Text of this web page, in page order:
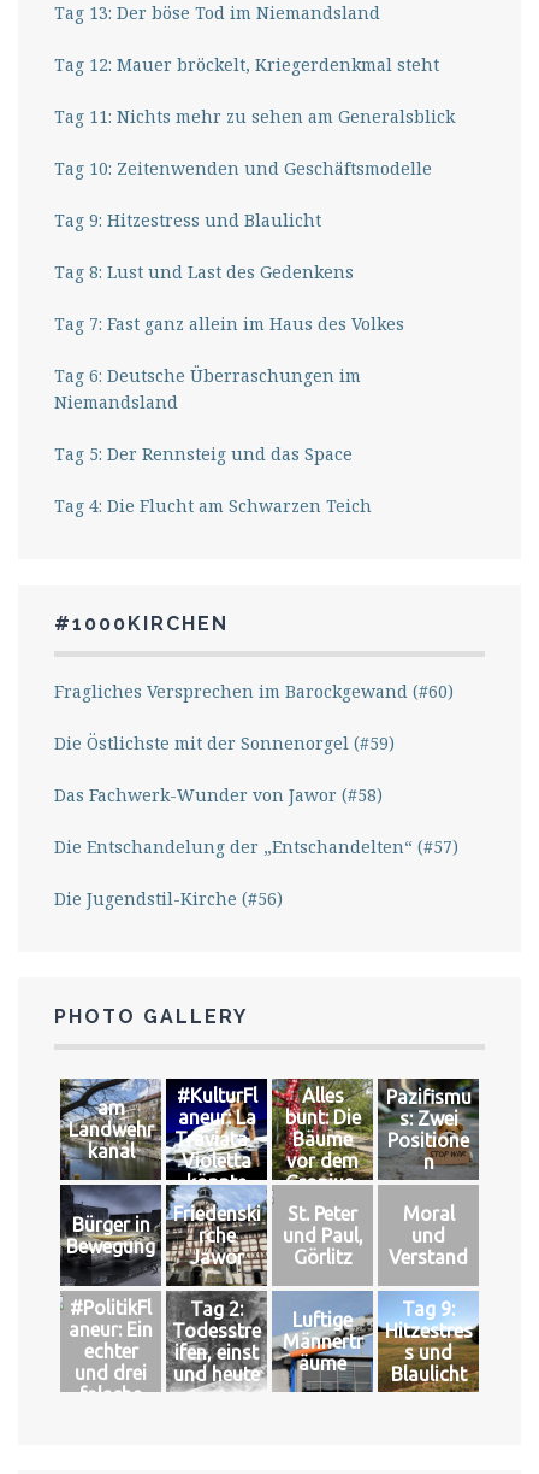
Tag 13: Der böse Tod im Niemandsland
Tag 12: Mauer bröckelt, Kriegerdenkmal steht
Tag 11: Nichts mehr zu sehen am Generalsblick
Tag 10: Zeitenwenden und Geschäftsmodelle
Tag 9: Hitzestress und Blaulicht
Tag 8: Lust und Last des Gedenkens
Tag 7: Fast ganz allein im Haus des Volkes
Tag 6: Deutsche Überraschungen im
Niemandsland
Tag 5: Der Rennsteig und das Space
Tag 4: Die Flucht am Schwarzen Teich
#1000KIRCHEN
Fragliches Versprechen im Barockgewand (#60)
Die Östlichste mit der Sonnenorgel (#59)
Das Fachwerk-Wunder von Jawor (#58)
Die Entschandelung der „Entschandelten“ (#57)
Die Jugendstil-Kirche (#56)
PHOTO GALLERY
am
Landwehr
kanal
#KulturFl
aneur: La
Traviata -
Violetta
könnte
leben
Alles
bunt: Die
Bäume
vor dem
Gropius-
Bau
Pazifismu
s: Zwei
Positione
n
Bürger in
Bewegung
Friedenski
rche
Jawor
St. Peter
und Paul,
Görlitz
Moral
und
Verstand
#PolitikFl
aneur: Ein
echter
und drei
falsche
Tag 2:
Todesstre
ifen, einst
und heute
Luftige
Männertr
äume
Tag 9:
Hitzestres
s und
Blaulicht